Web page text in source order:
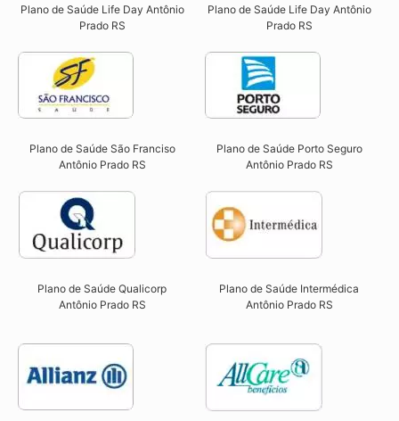
Plano de Saúde Life Day Antônio
Prado RS
Plano de Saúde Life Day Antônio
Prado RS
Plano de Saúde São Franciso
Antônio Prado RS​
Plano de Saúde Porto Seguro
Antônio Prado RS​
Plano de Saúde Qualicorp
Antônio Prado RS​
Plano de Saúde Intermédica
Antônio Prado RS